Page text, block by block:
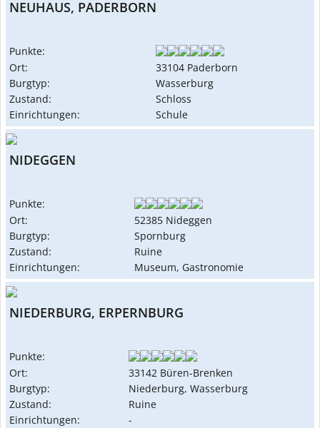
NEUHAUS, PADERBORN
Punkte:
Ort:
33104 Paderborn
Burgtyp:
Wasserburg
Zustand:
Schloss
Einrichtungen:
Schule
NIDEGGEN
Punkte:
Ort:
52385 Nideggen
Burgtyp:
Spornburg
Zustand:
Ruine
Einrichtungen:
Museum, Gastronomie
NIEDERBURG, ERPERNBURG
Punkte:
Ort:
33142 Büren-Brenken
Burgtyp:
Niederburg, Wasserburg
Zustand:
Ruine
Einrichtungen:
-